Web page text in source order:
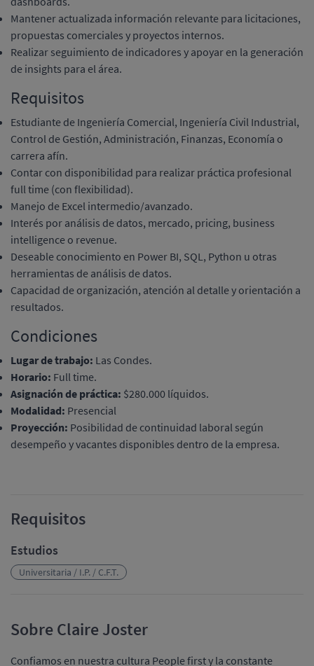
Mantener actualizada información relevante para licitaciones,
propuestas comerciales y proyectos internos.
Realizar seguimiento de indicadores y apoyar en la generación
de insights para el área.
Requisitos
Estudiante de Ingeniería Comercial, Ingeniería Civil Industrial,
Control de Gestión, Administración, Finanzas, Economía o
carrera afín.
Contar con disponibilidad para realizar práctica profesional
full time (con flexibilidad).
Manejo de Excel intermedio/avanzado.
Interés por análisis de datos, mercado, pricing, business
intelligence o revenue.
Deseable conocimiento en Power BI, SQL, Python u otras
herramientas de análisis de datos.
Capacidad de organización, atención al detalle y orientación a
resultados.
Condiciones
Lugar de trabajo: Las Condes.
Horario: Full time.
Asignación de práctica: $280.000 líquidos.
Modalidad: Presencial
Proyección: Posibilidad de continuidad laboral según
desempeño y vacantes disponibles dentro de la empresa.
Requisitos
Estudios
Universitaria / I.P. / C.F.T.
Sobre Claire Joster
Confiamos en nuestra cultura People first y la constante